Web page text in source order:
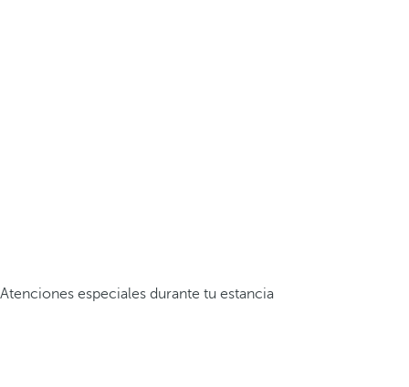
Atenciones especiales durante tu estancia